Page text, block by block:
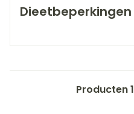
Dieetbeperkingen
Producten1